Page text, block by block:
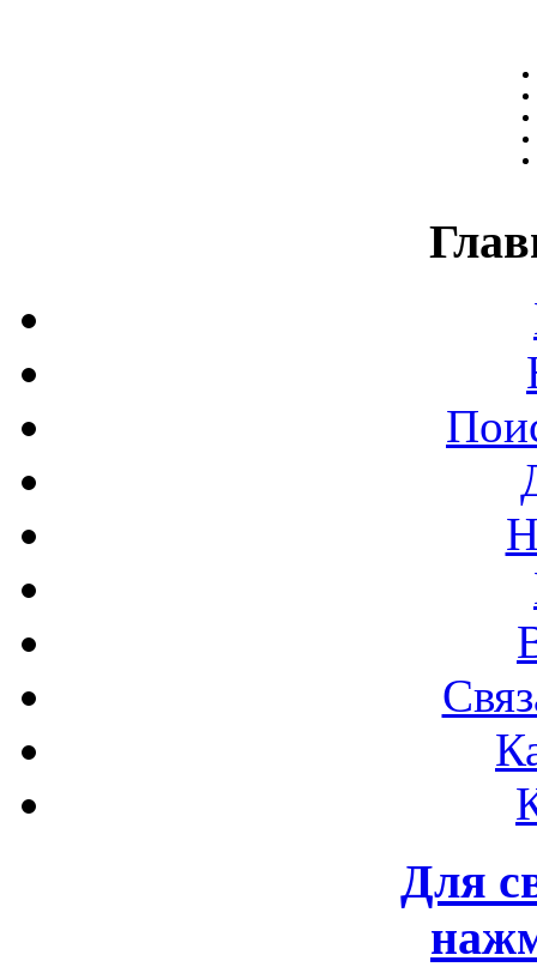
Для